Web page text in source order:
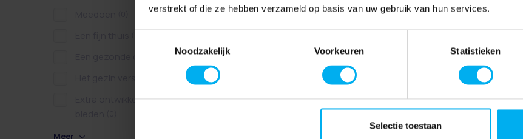
verstrekt of die ze hebben verzameld op basis van uw gebruik van hun services.
Noodzakelijk
Voorkeuren Statistieken
Selectie toestaan
Extra ontwikkelkansen
Meer